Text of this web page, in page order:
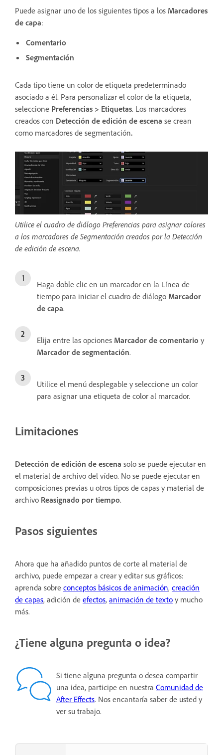
Puede asignar uno de los siguientes tipos a los Marcadores
de capa:
Comentario
Segmentación
Cada tipo tiene un color de etiqueta predeterminado
asociado a él. Para personalizar el color de la etiqueta,
seleccione Preferencias > Etiquetas. Los marcadores
creados con Detección de edición de escena se crean
como marcadores de segmentación.
Utilice el cuadro de diálogo Preferencias para asignar colores
a los marcadores de Segmentación creados por la Detección
de edición de escena.
Haga doble clic en un marcador en la Línea de
tiempo para iniciar el cuadro de diálogo Marcador
de capa.
Elija entre las opciones Marcador de comentario y
Marcador de segmentación.
Utilice el menú desplegable y seleccione un color
para asignar una etiqueta de color al marcador.
Limitaciones
Detección de edición de escena solo se puede ejecutar en
el material de archivo del vídeo. No se puede ejecutar en
composiciones previas u otros tipos de capas y material de
archivo Reasignado por tiempo.
Pasos siguientes
Ahora que ha añadido puntos de corte al material de
archivo, puede empezar a crear y editar sus gráficos:
aprenda sobre conceptos básicos de animación, creación
de capas, adición de efectos, animación de texto y mucho
más.
¿Tiene alguna pregunta o idea?
Si tiene alguna pregunta o desea compartir
una idea, participe en nuestra Comunidad de
After Effects. Nos encantaría saber de usted y
ver su trabajo.